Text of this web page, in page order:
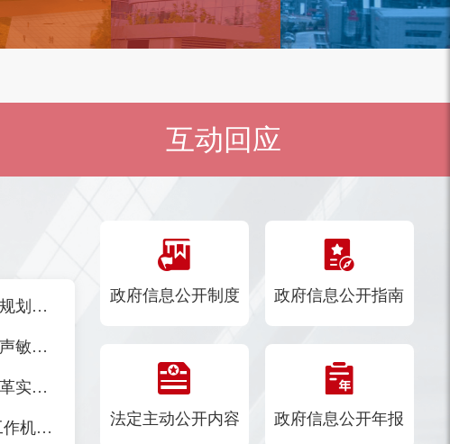
互动回应
济南高新区管委会关于印发《济南高新区东区综合发展规划》的通知
济南高新区管委会关于印发济南高新技术产业开发区噪声敏感建筑物集中区域划分方案（试行）的通知
济南高新区管委会关于印发济南高新区深化零基预算改革实施方案的通知
济南高新区管委会 关于印发济南高新区安商稳商服务工作机制的通知
政府信息公开制度 政府信息公开指南
法定主动公开内容 政府信息公开年报